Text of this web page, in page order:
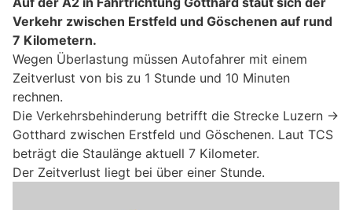
Verkehr zwischen Erstfeld und Göschenen auf rund
7 Kilometern.
Wegen Überlastung müssen Autofahrer mit einem
Zeitverlust von bis zu 1 Stunde und 10 Minuten
rechnen.
Die Verkehrsbehinderung betrifft die Strecke Luzern →
Gotthard zwischen Erstfeld und Göschenen. Laut TCS
beträgt die Staulänge aktuell 7 Kilometer.
Der Zeitverlust liegt bei über einer Stunde.